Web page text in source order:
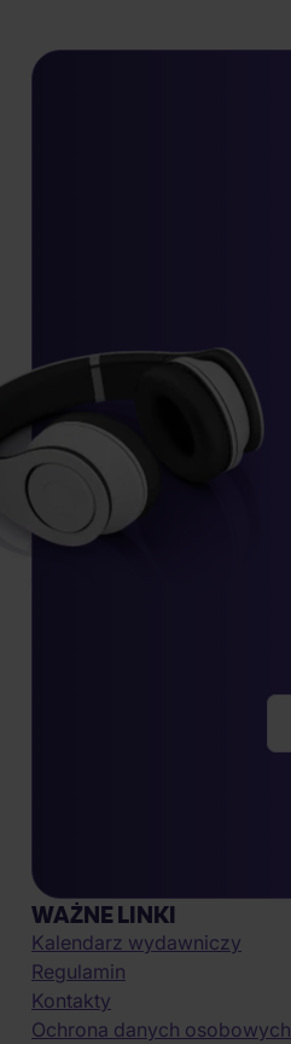
WAŻNE LINKI
Kalendarz wydawniczy
Regulamin
Kontakty
Ochrona danych osobowych